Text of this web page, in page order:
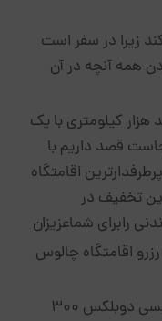
زیرا در سفر است
همه آنچه در آن
کیلومتری با یک
قصد داریم با
اقامتگاه
تخفیف در
رابرای شماعزیزان
اقامتگاه چالوس
این اقامتگاه به صورت سه کلبه سوئیسی دوبلکس 300